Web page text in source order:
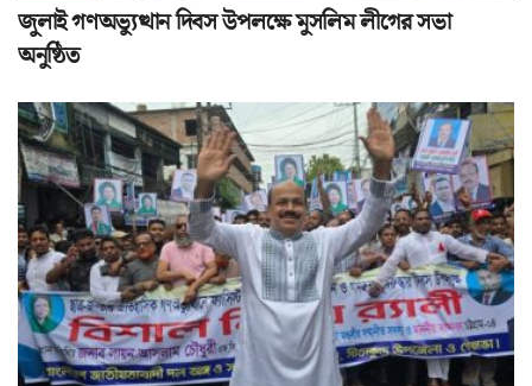
জুলাই গণঅভ্যুত্থান দিবস উপলক্ষে মুসলিম লীগের সভা
অনুষ্ঠিত